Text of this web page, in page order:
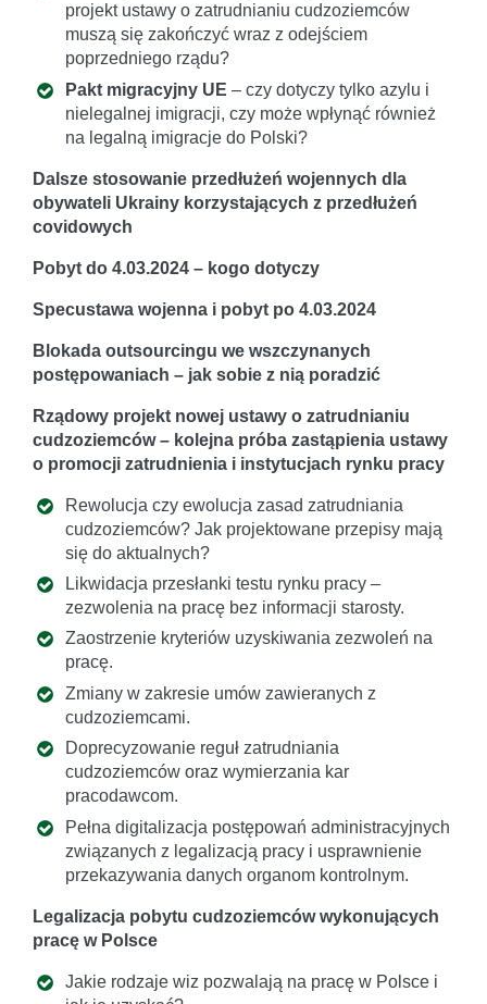
projekt ustawy o zatrudnianiu cudzoziemców
muszą się zakończyć wraz z odejściem
poprzedniego rządu?
Pakt migracyjny UE – czy dotyczy tylko azylu i
nielegalnej imigracji, czy może wpłynąć również
na legalną imigracje do Polski?
Dalsze stosowanie przedłużeń wojennych dla
obywateli Ukrainy korzystających z przedłużeń
covidowych
Pobyt do 4.03.2024 – kogo dotyczy
Specustawa wojenna i pobyt po 4.03.2024
Blokada outsourcingu we wszczynanych
postępowaniach – jak sobie z nią poradzić
Rządowy projekt nowej ustawy o zatrudnianiu
cudzoziemców – kolejna próba zastąpienia ustawy
o promocji zatrudnienia i instytucjach rynku pracy
Rewolucja czy ewolucja zasad zatrudniania
cudzoziemców? Jak projektowane przepisy mają
się do aktualnych?
Likwidacja przesłanki testu rynku pracy –
zezwolenia na pracę bez informacji starosty.
Zaostrzenie kryteriów uzyskiwania zezwoleń na
pracę.
Zmiany w zakresie umów zawieranych z
cudzoziemcami.
Doprecyzowanie reguł zatrudniania
cudzoziemców oraz wymierzania kar
pracodawcom.
Pełna digitalizacja postępowań administracyjnych
związanych z legalizacją pracy i usprawnienie
przekazywania danych organom kontrolnym.
Legalizacja pobytu cudzoziemców wykonujących
pracę w Polsce
Jakie rodzaje wiz pozwalają na pracę w Polsce i